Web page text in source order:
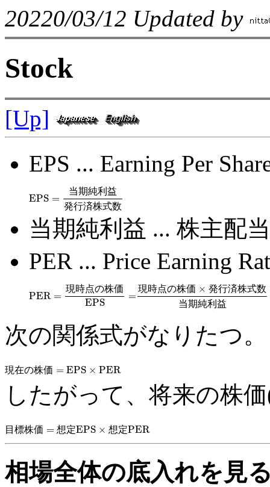
20220/03/12 Updated by
Stock
[Up]
EPS ... Earning Per
EPS =
当期純利益
発行済株式数
EPS= 当期純利益発行済株式数
当期純利益 ... 株主配
PER ... Price Earning
PER =
現時点の株価
EPS
=
現時点の株価 × 発行済株式数
当期純利 益
PER= 現時点の株価EPS =現時点の株価×発行済株式数当
次の関係式がなりたつ。
現在の株価 = EPS × PER
現在の株価 =EPS×PER
したがって、将来の株
目 標株価 = 想定EPS × 想定PER
目標株価 =想定EPS×想定PER
相場全体の底入れを見